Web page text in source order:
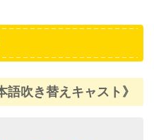
語吹き替えキャスト》